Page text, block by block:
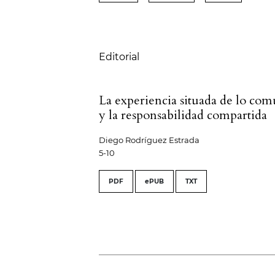
Editorial
La experiencia situada de lo
y la responsabilidad compartida
Diego Rodríguez Estrada
5-10
PDF ePUB TXT